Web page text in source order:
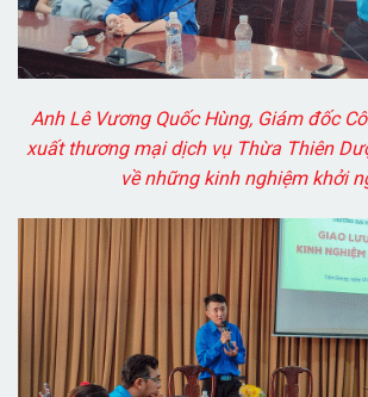
Anh Lê Vương Quốc Hùng, Giám đốc
xuất thương mại dịch vụ Thừa Thiên
về những kinh nghiệm khởi